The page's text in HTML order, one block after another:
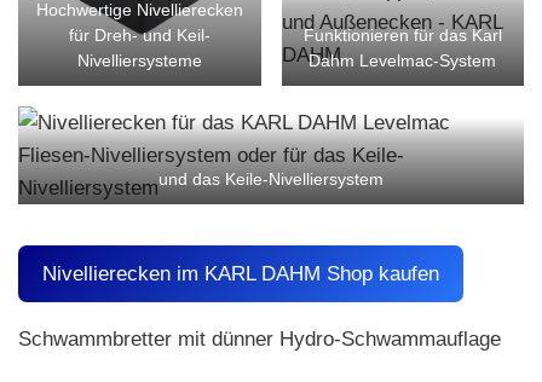
Hochwertige Nivellierecken
für Dreh- und Keil-
Nivelliersysteme
Funktionieren für das Karl
Dahm Levelmac-System
und das Keile-Nivelliersystem
Nivellierecken im KARL DAHM Shop kaufen
Schwammbretter mit dünner Hydro-Schwammauflage